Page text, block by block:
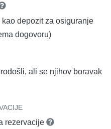
depozit za osiguranje
dogovoru)
ali se njihov boravak
rezervacije